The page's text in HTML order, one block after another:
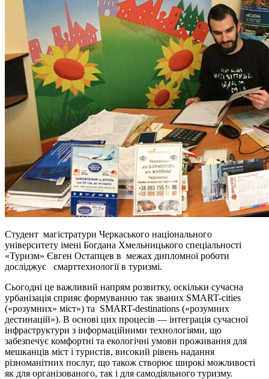
Студент магістратури Черкаського національного
університету імені Богдана Хмельницького спеціальності
«Туризм» Євген Остапцев в межах дипломної роботи
досліджує смарттехнології в туризмі.
Сьогодні це важливий напрям розвитку, оскільки сучасна
урбанізація сприяє формуванню так званих SMART-cities
(«розумних» міст») та SMART-destinations («розумних
дестинацій»). В основі цих процесів — інтеграція сучасної
інфраструктури з інформаційними технологіями, що
забезпечує комфортні та екологічні умови проживання для
мешканців міст і туристів, високий рівень надання
різноманітних послуг, що також створює широкі можливості
як для організованого, так і для самодіяльного туризму.